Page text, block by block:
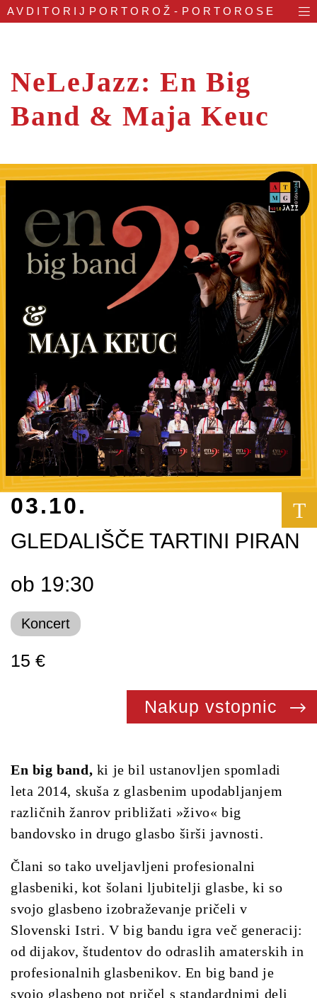
AVDITORIJ PORTOROŽ - PORTOROSE
NeLeJazz: En Big
Band & Maja Keuc
03.10.
T
GLEDALIŠČE TARTINI PIRAN
ob 19:30
Koncert
15 €
Nakup vstopnic
En big band, ki je bil ustanovljen spomladi
leta 2014, skuša z glasbenim upodabljanjem
različnih žanrov približati »živo« big
bandovsko in drugo glasbo širši javnosti.
Člani so tako uveljavljeni profesionalni
glasbeniki, kot šolani ljubitelji glasbe, ki so
svojo glasbeno izobraževanje pričeli v
Slovenski Istri. V big bandu igra več generacij:
od dijakov, študentov do odraslih amaterskih in
profesionalnih glasbenikov. En big band je
svojo glasbeno pot pričel s standardnimi deli